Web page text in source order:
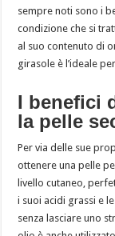
sempre noti sono i
condizione che si
al suo contenuto di
girasole è l’ideale
I benefici
la pelle
Per via delle sue
ottenere una pelle
livello cutaneo,
i suoi acidi grassi e
senza lasciare uno